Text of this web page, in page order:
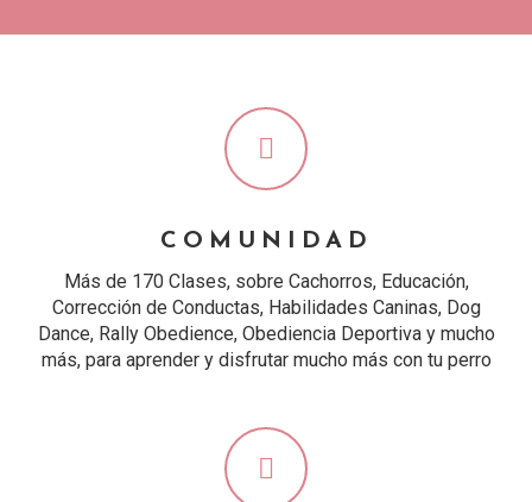
COMUNIDAD
Más de 170 Clases, sobre Cachorros, Educación,
Corrección de Conductas, Habilidades Caninas, Dog
Dance, Rally Obedience, Obediencia Deportiva y mucho
más, para aprender y disfrutar mucho más con tu perro